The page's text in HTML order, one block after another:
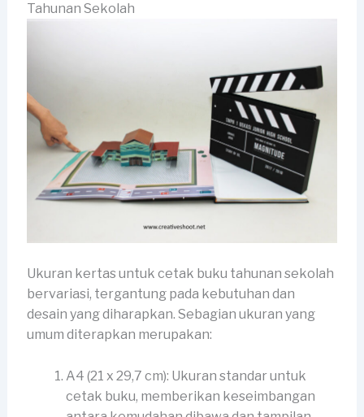
Tahunan Sekolah
Ukuran kertas untuk cetak buku tahunan sekolah
bervariasi, tergantung pada kebutuhan dan
desain yang diharapkan. Sebagian ukuran yang
umum diterapkan merupakan:
A4 (21 x 29,7 cm): Ukuran standar untuk
cetak buku, memberikan keseimbangan